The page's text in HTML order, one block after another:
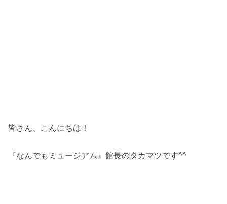
皆さん、こんにちは！
『なんでもミュージアム』館長のタカマツです^^